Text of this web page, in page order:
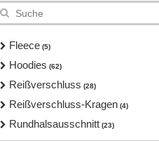
Fleece (5)
Hoodies (62)
Reißverschluss (28)
Reißverschluss-Kragen (4)
Rundhalsausschnitt (23)